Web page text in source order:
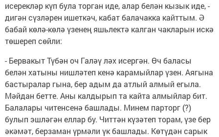
исерекләр күп була торган иде, алар белән кызык иде, -
дигән сүзләрен ишеткәч, кабат балачакка кайттым. Ә
бабай көлә-көлә үзенең яшьлектә калган чакларын искә
төшереп сөйли:
- Бервакыт Түбән оч Галәү ләх исергән. Өч баласы
белән хатыны нишләтеп кенә карамыйлар үзен. Аягына
бастыралар гына, бер адым да атлый алмый егыла.
Мәйдан бетте. Аны калдырып та кайта алмыйлар бит.
Балалары читенсенә башлады. Минем парторг (?)
булып эшләгән еллар бу. Читтән күзәтеп торам, үзе бер
әкәмәт, берзаман үрмәли үк башлады. Көтүдән сарык